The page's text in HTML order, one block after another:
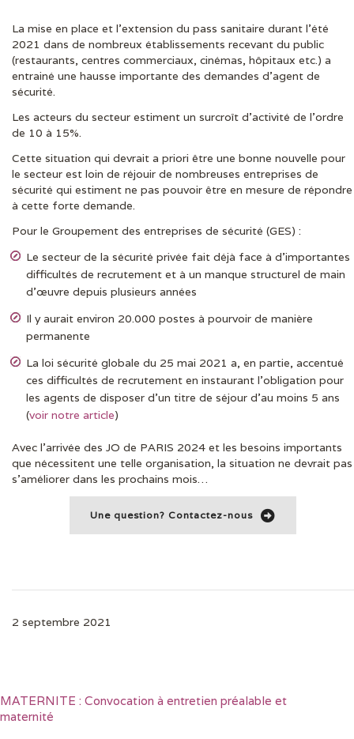
La mise en place et l’extension du pass sanitaire durant l’été
2021 dans de nombreux établissements recevant du public
(restaurants, centres commerciaux, cinémas, hôpitaux etc.) a
entrainé une hausse importante des demandes d’agent de
sécurité.
Les acteurs du secteur estiment un surcroît d’activité de l’ordre
de 10 à 15%.
Cette situation qui devrait a priori être une bonne nouvelle pour
le secteur est loin de réjouir de nombreuses entreprises de
sécurité qui estiment ne pas pouvoir être en mesure de répondre
à cette forte demande.
Pour le Groupement des entreprises de sécurité (GES) :
Le secteur de la sécurité privée fait déjà face à d’importantes
difficultés de recrutement et à un manque structurel de main
d’œuvre depuis plusieurs années
Il y aurait environ 20.000 postes à pourvoir de manière
permanente
La loi sécurité globale du 25 mai 2021 a, en partie, accentué
ces difficultés de recrutement en instaurant l’obligation pour
les agents de disposer d’un titre de séjour d’au moins 5 ans
(voir notre article)
Avec l’arrivée des JO de PARIS 2024 et les besoins importants
que nécessitent une telle organisation, la situation ne devrait pas
s’améliorer dans les prochains mois…
Une question? Contactez-nous
2 septembre 2021
DERNIÈRES ACTUS
MATERNITE : Convocation à entretien préalable et
maternité